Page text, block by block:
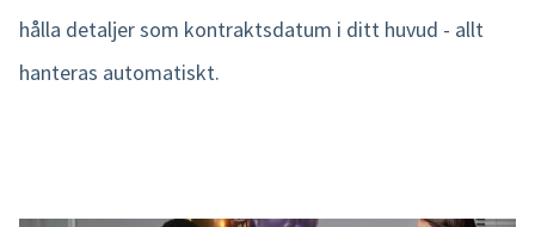
hålla detaljer som kontraktsdatum i ditt huvud - allt
hanteras automatiskt.